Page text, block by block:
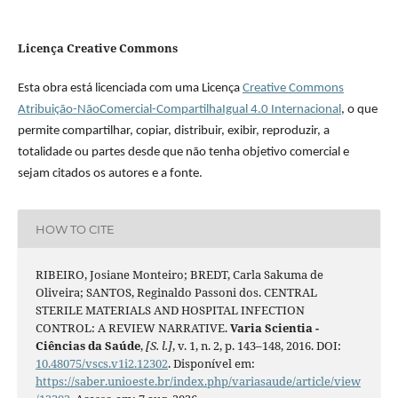
Licença Creative Commons
Esta obra está licenciada com uma Licença Creative Commons
Atribuição-NãoComercial-CompartilhaIgual 4.0 Internacional, o que
permite compartilhar, copiar, distribuir, exibir, reproduzir, a
totalidade ou partes desde que não tenha objetivo comercial e
sejam citados os autores e a fonte.
HOW TO CITE
RIBEIRO, Josiane Monteiro; BREDT, Carla Sakuma de
Oliveira; SANTOS, Reginaldo Passoni dos. CENTRAL
STERILE MATERIALS AND HOSPITAL INFECTION
CONTROL: A REVIEW NARRATIVE.Varia Scientia -
Ciências da Saúde,[S. l.], v. 1, n. 2, p. 143–148, 2016. DOI:
10.48075/vscs.v1i2.12302. Disponível em:
https://saber.unioeste.br/index.php/variasaude/article/view